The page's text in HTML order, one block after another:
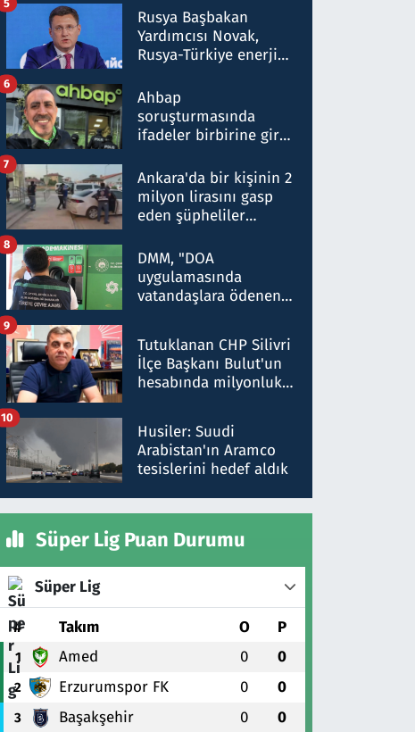
Rusya Başbakan
Yardımcısı Novak,
Rusya-Türkiye enerji
nitelikte olduğunu
belirtti
5
Ahbap
soruşturmasında
ifadeler birbirine girdi:
ifadelerinden ortaya
çıkan tablo şok etti
6
Ankara'da bir kişinin 2
milyon lirasını gasp
eden şüpheliler
7
DMM, "DOA
uygulamasında
vatandaşlara ödenen
düşürüldüğü" iddiasını
yalanladı
8
Tutuklanan CHP Silivri
İlçe Başkanı Bulut'un
hesabında milyonluk
talimat verdi, ben
gönderdim
9
Husiler: Suudi
Arabistan'ın Aramco
tesislerini hedef aldık
10
Süper Lig Puan Durumu
Süper Lig
# Takım O P
1 Amed 0 0
2 Erzurumspor FK 0 0
3 Başakşehir 0 0